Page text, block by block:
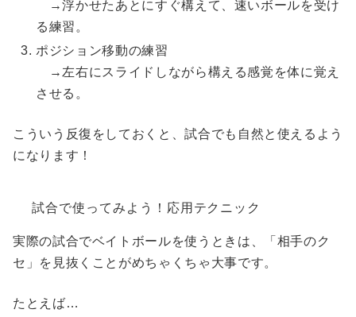
→浮かせたあとにすぐ構えて、速いボールを受け
る練習。
ポジション移動の練習
→左右にスライドしながら構える感覚を体に覚え
させる。
こういう反復をしておくと、試合でも自然と使えるよう
になります！
試合で使ってみよう！応用テクニック
実際の試合でベイトボールを使うときは、「相手のク
セ」を見抜くことがめちゃくちゃ大事です。
たとえば…